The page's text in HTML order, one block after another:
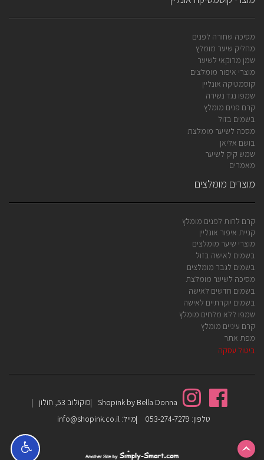
מסיכה שחורה לפנים
מחליק שיער מומלץ
שמן מרוקאי לשיער
מוצרי איפור מומלצים
קוסמטיקה אונליין
שמפו נגד נשירה
קרם פנים מומלץ
בשמים בזול
מסכה לשיער מומלצת
בושם אליאן
שמש קיק לשיער
מאמרים
מוצרים מומלצים
קרם לחות לפנים מומלץ
קניית איפור אונליין
מוצרי שיער מומלצים
בשמים לאישה בזול
בשמים לגבר מומלצים
מסיכה לשיער מומלצת
בשמים חדשים לאישה
בשמים יוקרתיים לאישה
שמפו ללא מלחים מומלץ
קרם עיניים מומלץ
מפת אתר
ביטול עסקה
Shopink by Bella Donna
סוקולוב 53, חולון
טלפון: 053-274-7279 מייל:info@shopink.co.il